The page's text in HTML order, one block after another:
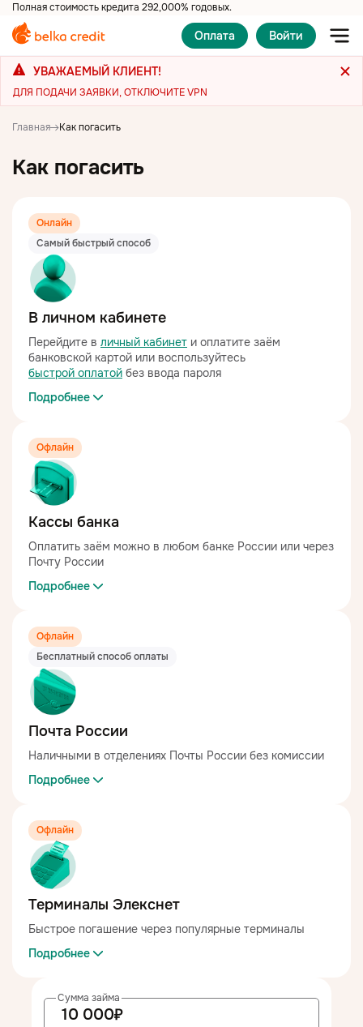
Полная стоимость кредита 292,000% годовых.
Оплата Войти
Как получить
Как погасить
Популярное
Выдача микрозаймов и поддержка
клиентов — 24/7 без выходных
8 (800) 222 42 20
Бесплатно по России
info@belkacredit.ru
Тема сайта:
УВАЖАЕМЫЙ КЛИЕНТ!
ДЛЯ ПОДАЧИ ЗАЯВКИ, ОТКЛЮЧИТЕ VPN
Главная Как погасить
Как погасить
Онлайн
Самый быстрый способ
В личном кабинете
Перейдите в личный кабинет и оплатите заём
банковской картой или воспользуйтесь
быстрой оплатой без ввода пароля
Подробнее
Офлайн
Кассы банка
Оплатить заём можно в любом банке России или через
Почту России
Подробнее
Офлайн
Бесплатный способ оплаты
Почта России
Наличными в отделениях Почты России без комиссии
Подробнее
Офлайн
Терминалы Элекснет
Быстрое погашение через популярные терминалы
Подробнее
Сумма займа
Ваш запрос будет решен с соблюдением всех прав
заёмщика, отраженных в федеральных законах,
стандартах и предписаниях СРО и ЦБ.
Пожаловаться омбудсмену